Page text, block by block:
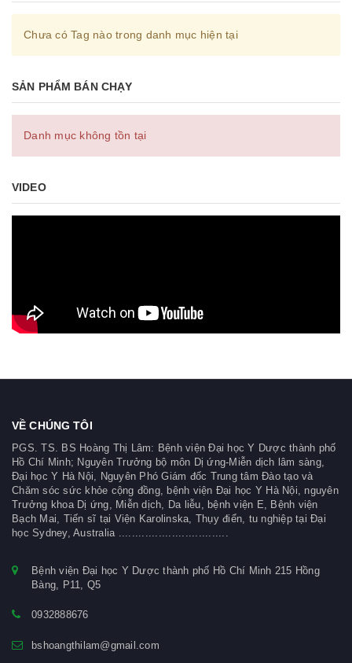
Chưa có Tag nào trong danh mục hiện tại
SẢN PHẨM BÁN CHẠY
Danh mục không tồn tại
VIDEO
VỀ CHÚNG TÔI
PGS. TS. BS Hoàng Thị Lâm: Bệnh viện Đại học Y Dược thành phố
Hồ Chí Minh; Nguyên Trưởng bộ môn Dị ứng-Miễn dịch lâm sàng,
Đại học Y Hà Nội, Nguyên Phó Giám đốc Trung tâm Đào tạo và
Chăm sóc sức khỏe cộng đồng, bệnh viện Đại học Y Hà Nội, nguyên
Trưởng khoa Dị ứng, Miễn dịch, Da liễu, bệnh viện E, Bệnh viện
Bạch Mai, Tiến sĩ tại Viện Karolinska, Thụy điển, tu nghiệp tại Đại
học Sydney, Australia .................................
Bệnh viện Đại học Y Dược thành phố Hồ Chí Minh 215 Hồng
Bàng, P11, Q5
0932888676
bshoangthilam@gmail.com